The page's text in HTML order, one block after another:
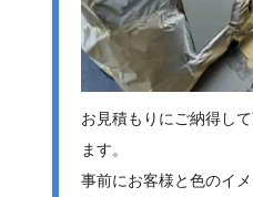
お見積もりにご納得し
ます。
事前にお客様と色のイ